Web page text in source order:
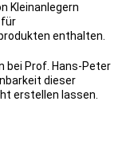
Kleinanlegern
für
enthalten.
bei Prof. Hans-Peter
dieser
erstellen lassen.